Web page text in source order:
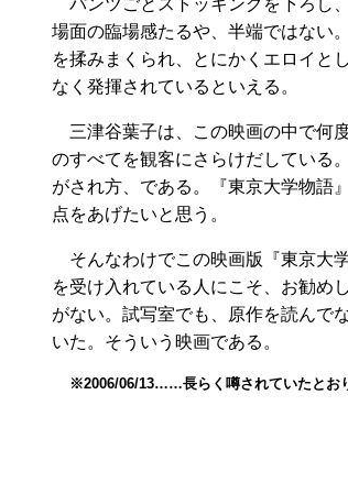
場面の臨場感たるや、半端ではない
を揉みまくられ、とにかくエロイと
なく発揮されているといえる。
三津谷葉子は、この映画の中で何
のすべてを観客にさらけだしている
がされ方、である。『東京大学物語
点をあげたいと思う。
そんなわけでこの映画版『東京大
を受け入れている人にこそ、お勧め
がない。試写室でも、原作を読んで
いた。そういう映画である。
※2006/06/13……長らく噂されていたとお